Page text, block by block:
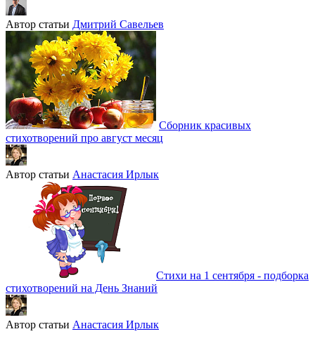
Автор статьи Дмитрий Савельев
Сборник красивых
стихотворений про август месяц
Автор статьи Анастасия Ирлык
Стихи на 1 сентября - подборка
стихотворений на День Знаний
Автор статьи Анастасия Ирлык